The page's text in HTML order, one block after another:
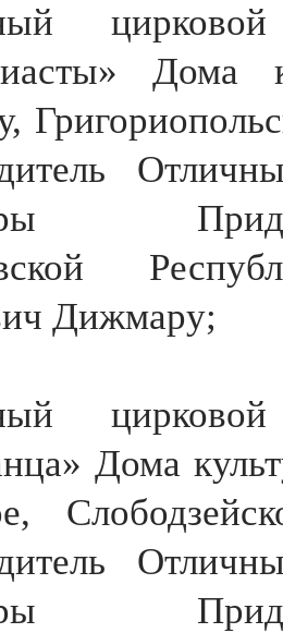
цирковой
Дома
Дижмару;
цирковой
Дома